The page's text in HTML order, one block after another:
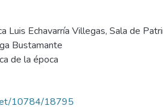
Luis Echavarría Villegas, Sala de
Bustamante
de la época
10784/18795